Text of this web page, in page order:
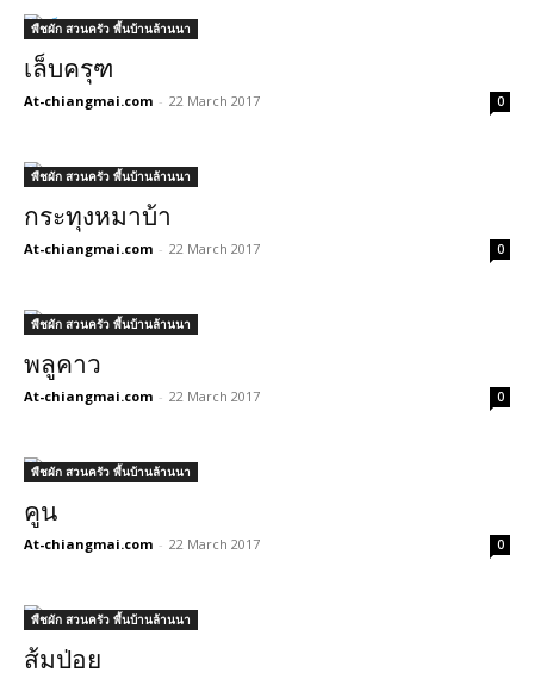
พืชผัก สวนครัว พื้นบ้านล้านนา
เล็บครุฑ
At-chiangmai.com - 22 March 2017 0
พืชผัก สวนครัว พื้นบ้านล้านนา
กระทุงหมาบ้า
At-chiangmai.com - 22 March 2017 0
พืชผัก สวนครัว พื้นบ้านล้านนา
พลูคาว
At-chiangmai.com - 22 March 2017 0
พืชผัก สวนครัว พื้นบ้านล้านนา
คูน
At-chiangmai.com - 22 March 2017 0
พืชผัก สวนครัว พื้นบ้านล้านนา
ส้มป่อย